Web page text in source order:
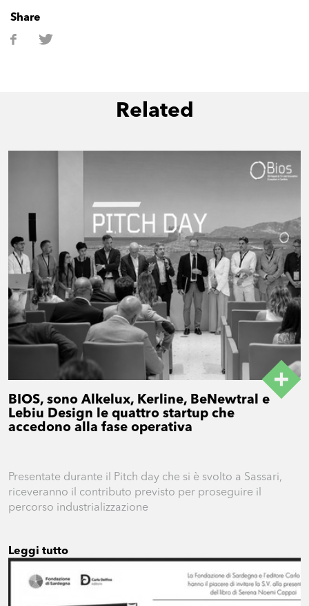
Share
Related
BIOS, sono Alkelux, Kerline, BeNewtral e
Lebiu Design le quattro startup che
accedono alla fase operativa
Presentate durante il Pitch day che si è svolto a Sassari,
riceveranno il contributo previsto per proseguire il
percorso industrializzazione
Leggi tutto